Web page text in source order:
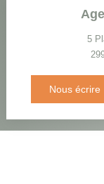
5
Nous écrire